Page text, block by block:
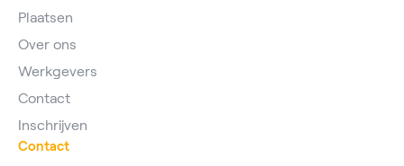
Plaatsen
Over ons
Werkgevers
Contact
Inschrijven
Contact